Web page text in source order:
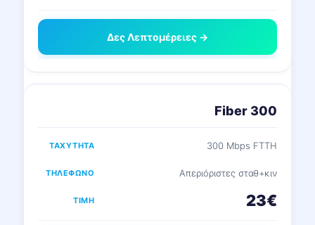
Δες Λεπτομέρειες →
Fiber 300
300 Mbps FTTH
Απεριόριστες σταθ+κιν
23€